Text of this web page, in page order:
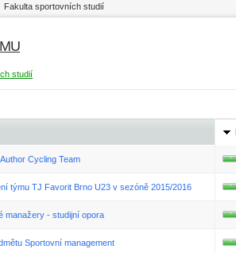
Fakulta sportovních studií
studií
Cycling Team
týmu TJ Favorit Brno U23 v sezóně 2015/2016
manažery - studijní opora
Sportovní management